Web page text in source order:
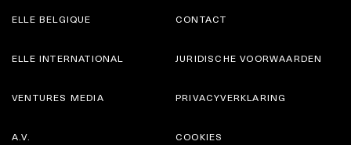
ELLE BELGIQUE CONTACT
ELLE INTERNATIONAL
VENTURES MEDIA
JURIDISCHE VOORWAARDEN
PRIVACYVERKLARING
A.V. COOKIES